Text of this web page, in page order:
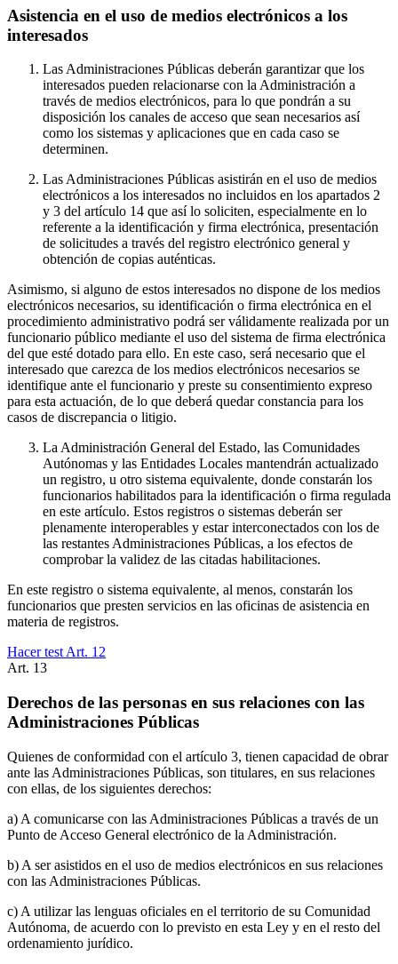
Asistencia en el uso de medios electrónicos a los
interesados
Las Administraciones Públicas deberán garantizar que los
interesados pueden relacionarse con la Administración a
través de medios electrónicos, para lo que pondrán a su
disposición los canales de acceso que sean necesarios así
como los sistemas y aplicaciones que en cada caso se
determinen.
Las Administraciones Públicas asistirán en el uso de medios
electrónicos a los interesados no incluidos en los apartados 2
y 3 del artículo 14 que así lo soliciten, especialmente en lo
referente a la identificación y firma electrónica, presentación
de solicitudes a través del registro electrónico general y
obtención de copias auténticas.
Asimismo, si alguno de estos interesados no dispone de los medios
electrónicos necesarios, su identificación o firma electrónica en el
procedimiento administrativo podrá ser válidamente realizada por un
funcionario público mediante el uso del sistema de firma electrónica
del que esté dotado para ello. En este caso, será necesario que el
interesado que carezca de los medios electrónicos necesarios se
identifique ante el funcionario y preste su consentimiento expreso
para esta actuación, de lo que deberá quedar constancia para los
casos de discrepancia o litigio.
La Administración General del Estado, las Comunidades
Autónomas y las Entidades Locales mantendrán actualizado
un registro, u otro sistema equivalente, donde constarán los
funcionarios habilitados para la identificación o firma regulada
en este artículo. Estos registros o sistemas deberán ser
plenamente interoperables y estar interconectados con los de
las restantes Administraciones Públicas, a los efectos de
comprobar la validez de las citadas habilitaciones.
En este registro o sistema equivalente, al menos, constarán los
funcionarios que presten servicios en las oficinas de asistencia en
materia de registros.
Hacer test Art. 12
Art. 13
Derechos de las personas en sus relaciones con las
Administraciones Públicas
Quienes de conformidad con el artículo 3, tienen capacidad de obrar
ante las Administraciones Públicas, son titulares, en sus relaciones
con ellas, de los siguientes derechos:
a) A comunicarse con las Administraciones Públicas a través de un
Punto de Acceso General electrónico de la Administración.
b) A ser asistidos en el uso de medios electrónicos en sus relaciones
con las Administraciones Públicas.
c) A utilizar las lenguas oficiales en el territorio de su Comunidad
Autónoma, de acuerdo con lo previsto en esta Ley y en el resto del
ordenamiento jurídico.